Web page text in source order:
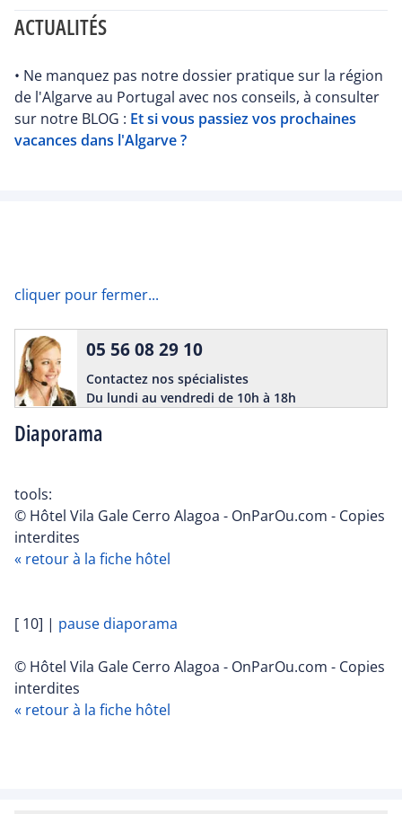
ACTUALITÉS
• Ne manquez pas notre dossier pratique sur la région
de l'Algarve au Portugal avec nos conseils, à consulter
sur notre BLOG : Et si vous passiez vos prochaines
vacances dans l'Algarve ?
cliquer pour fermer...
Diaporama
05 56 08 29 10
Contactez nos spécialistes
Du lundi au vendredi de 10h à 18h
tools:
© Hôtel Vila Gale Cerro Alagoa - OnParOu.com - Copies
interdites
« retour à la fiche hôtel
[ 10] | pause diaporama
© Hôtel Vila Gale Cerro Alagoa - OnParOu.com - Copies
interdites
« retour à la fiche hôtel